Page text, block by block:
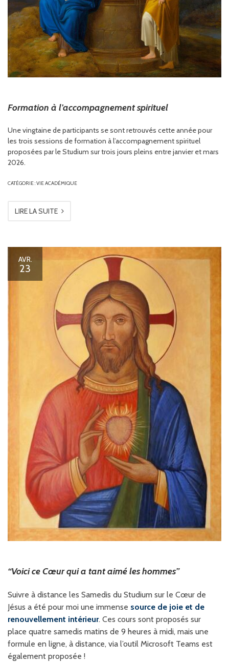
Formation à l’accompagnement spirituel
Une vingtaine de participants se sont retrouvés cette année pour
les trois sessions de formation à l’accompagnement spirituel
proposées par le Studium sur trois jours pleins entre janvier et mars
2026.
CATÉGORIE :VIE ACADÉMIQUE
LIRE LA SUITE
AVR.
23
“Voici ce Cœur qui a tant aimé les hommes”
Suivre à distance les Samedis du Studium sur le Cœur de
Jésus a été pour moi une immense source de joie et de
renouvellement intérieur. Ces cours sont proposés sur
place quatre samedis matins de 9 heures à midi, mais une
formule en ligne, à distance, via l’outil Microsoft Teams est
également proposée !